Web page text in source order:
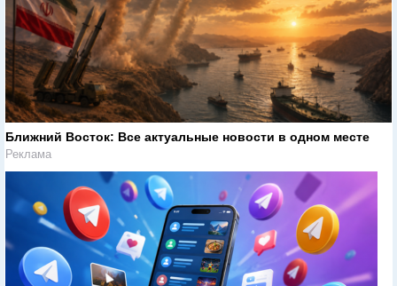
Ближний Восток: Все актуальные новости в одном месте
Реклама